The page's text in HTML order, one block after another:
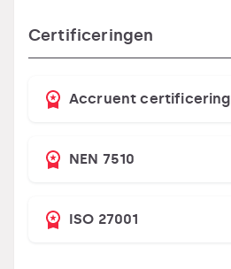
Certificeringen
Accruent certificering
NEN 7510
ISO 27001